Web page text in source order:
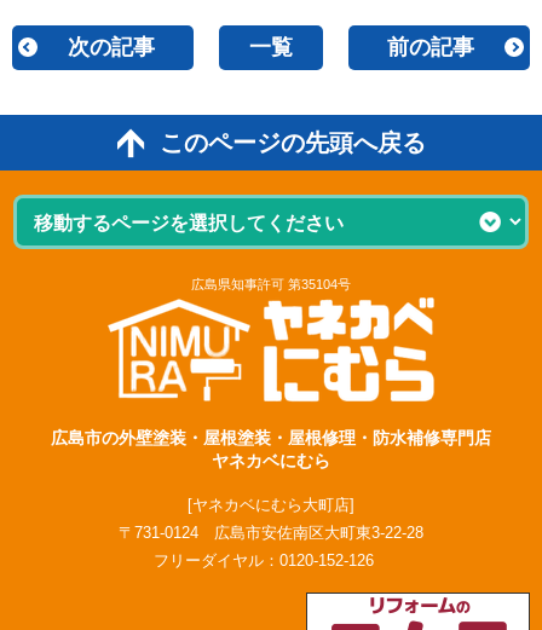
次の記事 一覧 前の記事
このページの先頭へ戻る
広島県知事許可 第35104号
広島市の外壁塗装・屋根塗装・屋根修理・防水補修専門店
ヤネカベにむら
[ヤネカベにむら大町店]
〒731-0124 広島市安佐南区大町東3-22-28
フリーダイヤル： 0120-152-126